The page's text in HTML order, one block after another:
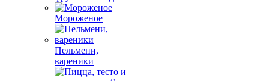
Мороженое
Пельмени,
вареники